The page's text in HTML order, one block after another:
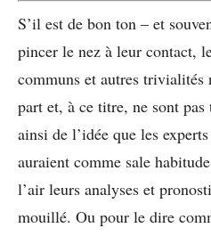
S’il est de bon ton – et
pincer le nez à leur contact,
communs et autres trivialités
part et, à ce titre, ne sont
ainsi de l’idée que les
auraient comme sale
l’air leurs analyses et
mouillé. Ou pour le dire